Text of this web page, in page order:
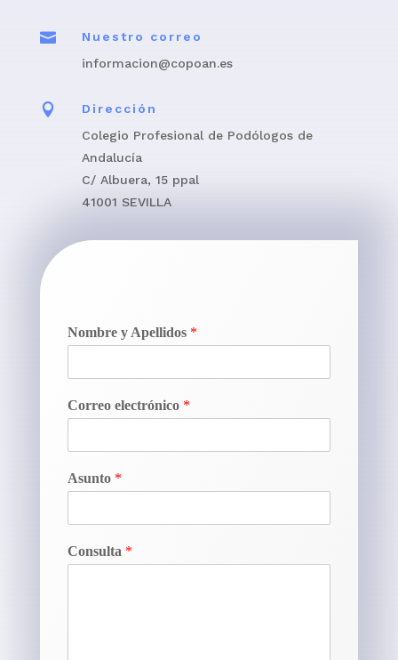

Nuestro correo
informacion@copoan.es

Dirección
Colegio Profesional de Podólogos de
Andalucía
C/ Albuera, 15 ppal
41001 SEVILLA
Nombre y Apellidos *
Correo electrónico *
Asunto *
Consulta *